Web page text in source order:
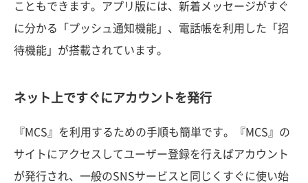
こともできます。アプリ版には、新着メッセージがすぐ
に分かる「プッシュ通知機能」、電話帳を利用した「招
待機能」が搭載されています。
ネット上ですぐにアカウントを発行
『MCS』を利用するための手順も簡単です。『MCS』の
サイトにアクセスしてユーザー登録を行えばアカウント
が発行され、一般のSNSサービスと同じくすぐに使い始